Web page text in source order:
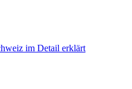
im Detail erklärt